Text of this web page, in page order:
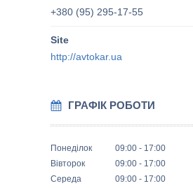
+380 (95) 295-17-55
http://avtokar.ua
ГРАФІК РОБОТИ
Понеділок 09:00
17:00
Вівторок
09:00
17:00
Середа
09:00
17:00